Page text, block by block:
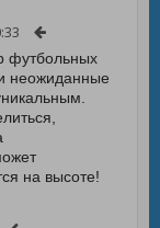
футбольных
неожиданные
на высоте!